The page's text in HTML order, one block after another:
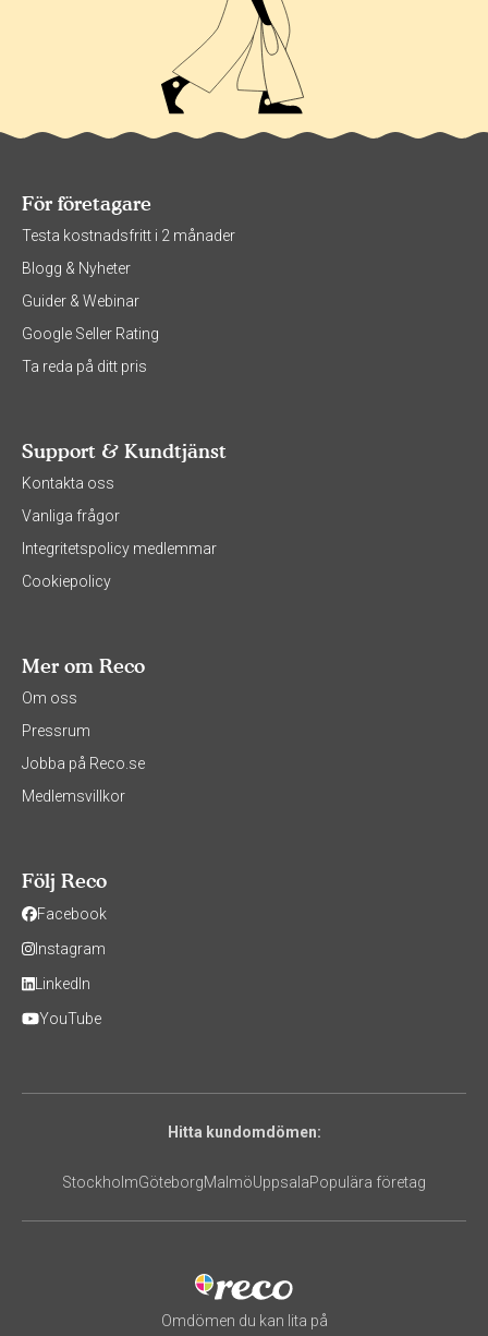
För företagare
Testa kostnadsfritt i 2 månader
Blogg & Nyheter
Guider & Webinar
Google Seller Rating
Ta reda på ditt pris
Support & Kundtjänst
Kontakta oss
Vanliga frågor
Integritetspolicy medlemmar
Cookiepolicy
Mer om Reco
Om oss
Pressrum
Jobba på Reco.se
Medlemsvillkor
Följ Reco
Facebook
Instagram
LinkedIn
YouTube
Hitta kundomdömen:
StockholmGöteborgMalmöUppsalaPopulära företag
Omdömen du kan lita på